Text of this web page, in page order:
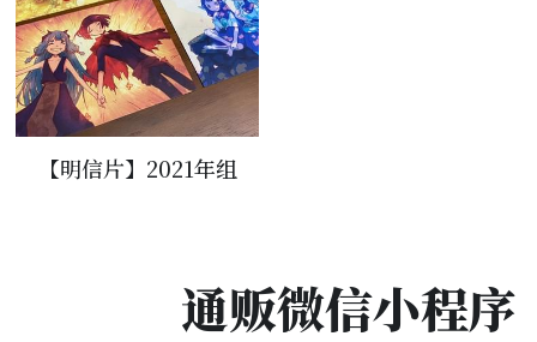
【明信片】2021年组
通贩微信小程序